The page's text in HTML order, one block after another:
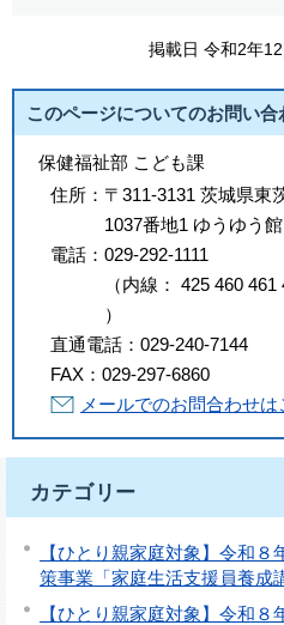
掲載日 令和2年
このページについてのお問い合
保健福祉部 こども課
住所： 〒311-3131 茨城県東
1037番地1 ゆうゆう館
電話： 029-292-1111
（内線 ： 425 460 461
）
直通電話： 029-240-7144
FAX： 029-297-6860
メールでのお問合わせは
カテゴリー
【ひとり親家庭対象】令和
策事業「家庭生活支援員養成
【ひとり親家庭対象】令和